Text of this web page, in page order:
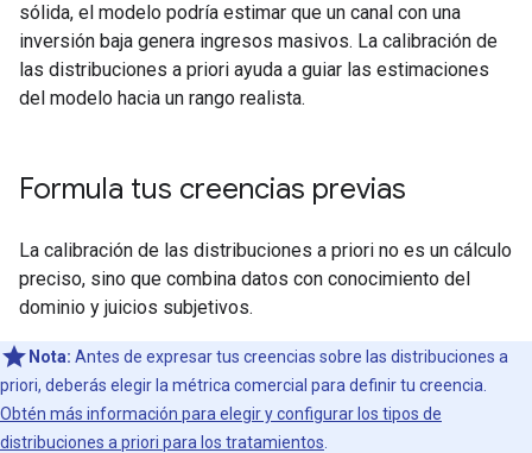
sólida, el modelo podría estimar que un canal con una
inversión baja genera ingresos masivos. La calibración de
las distribuciones a priori ayuda a guiar las estimaciones
del modelo hacia un rango realista.
Formula tus creencias previas
La calibración de las distribuciones a priori no es un cálculo
preciso, sino que combina datos con conocimiento del
dominio y juicios subjetivos.
Nota: Antes de expresar tus creencias sobre las distribuciones a
priori, deberás elegir la métrica comercial para definir tu creencia.
Obtén más información para elegir y configurar los tipos de
distribuciones a priori para los tratamientos